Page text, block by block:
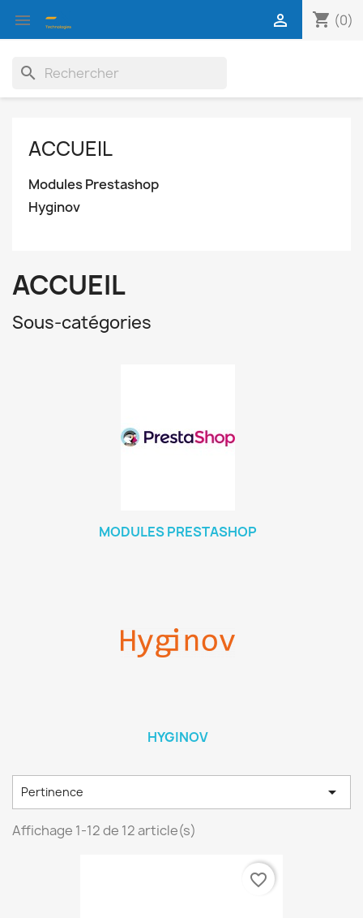
 shopping_cart (0)

search
ACCUEIL
Modules Prestashop
Hyginov
ACCUEIL
Sous-catégories
MODULES PRESTASHOP
HYGINOV
Pertinence 
Affichage 1-12 de 12 article(s)
favorite_border